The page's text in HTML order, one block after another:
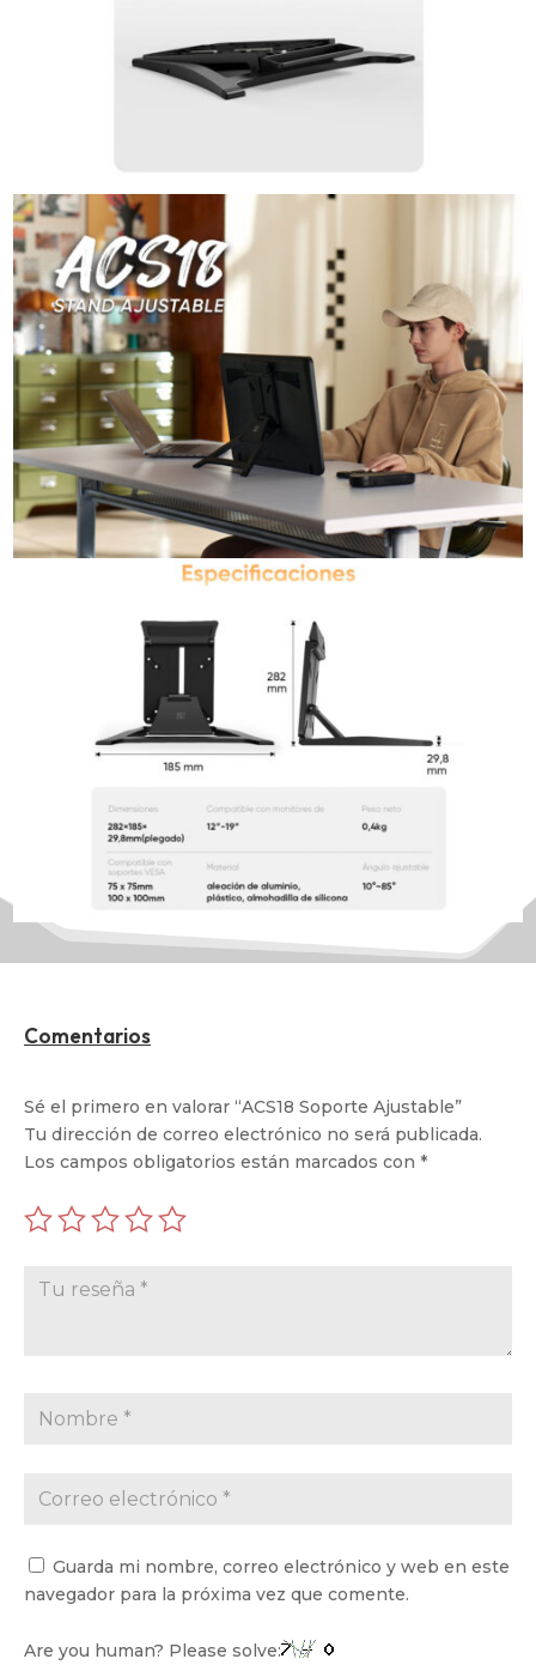
Comentarios
Sé el primero en valorar “ACS18 Soporte Ajustable”
Tu dirección de correo electrónico no será publicada.
Los campos obligatorios están marcados con *
Guarda mi nombre, correo electrónico y web en este
navegador para la próxima vez que comente.
Are you human? Please solve: